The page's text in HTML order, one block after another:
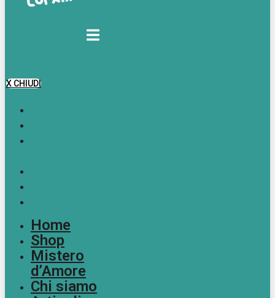
X CHIUDI
Home
Shop
Mistero
d’Amore
Chi siamo